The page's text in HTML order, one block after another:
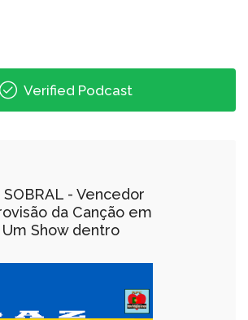
Verified Podcast
SOBRAL - Vencedor
da Canção em
Um Show dentro